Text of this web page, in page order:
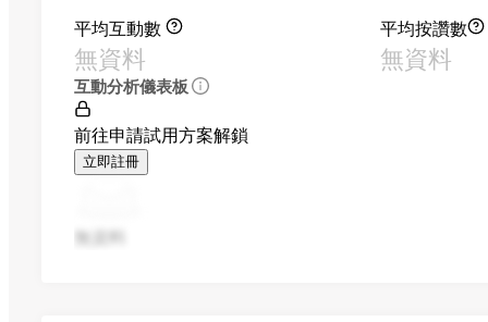
平均互動數
無資料
平均按讚數
無資料
互動分析儀表板
前往申請試用方案解鎖
立即註冊
無資料